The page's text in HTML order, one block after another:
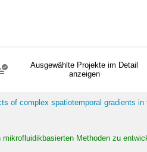
Ausgewählte Projekte im Detail
anzeigen
of complex spatiotemporal gradients in
Methoden zu